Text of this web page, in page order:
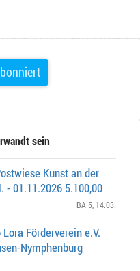
sein
Kunst an der
- 01.11.2026 5.100,00
BA 5 , 14.03.
Förderverein e.V.
Nymphenburg